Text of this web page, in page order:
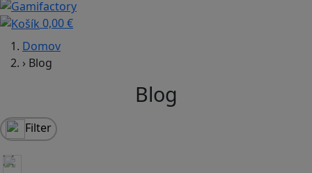
0,00 €
Domov
› Blog
Blog
Filter